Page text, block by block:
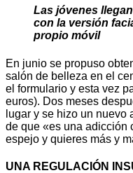
Las jóvenes
con la versión
propio móvil
En junio se propuso
salón de belleza en el
el formulario y esta vez
euros). Dos meses
lugar y se hizo un nuevo
de que «es una adicción
espejo y quieres más y
UNA REGULACIÓN